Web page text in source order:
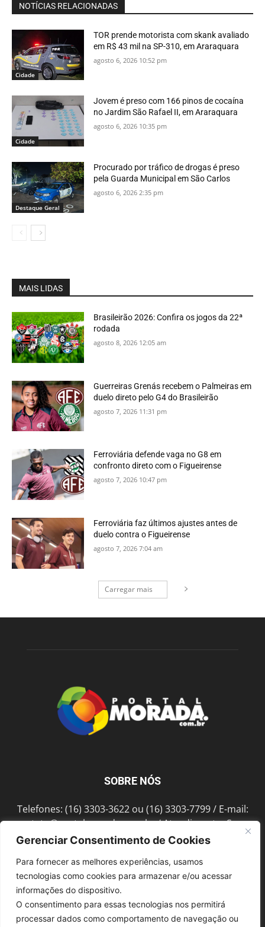
Gerenciar Consentimento de Cookies
Para fornecer as melhores experiências, usamos
tecnologias como cookies para armazenar e/ou acessar
informações do dispositivo.
O consentimento para essas tecnologias nos permitirá
processar dados como comportamento de navegação ou
NOTÍCIAS RELACIONADAS
Cidade
TOR prende motorista com skank avaliado
em R$ 43 mil na SP-310, em Araraquara
agosto 6, 2026 10:52 pm
Cidade
Jovem é preso com 166 pinos de cocaína
no Jardim São Rafael II, em Araraquara
agosto 6, 2026 10:35 pm
Destaque Geral
Procurado por tráfico de drogas é preso
pela Guarda Municipal em São Carlos
agosto 6, 2026 2:35 pm
MAIS LIDAS
Brasileirão 2026: Confira os jogos da 22ª
rodada
agosto 8, 2026 12:05 am
Guerreiras Grenás recebem o Palmeiras em
duelo direto pelo G4 do Brasileirão
agosto 7, 2026 11:31 pm
Ferroviária defende vaga no G8 em
confronto direto com o Figueirense
agosto 7, 2026 10:47 pm
Ferroviária faz últimos ajustes antes de
duelo contra o Figueirense
agosto 7, 2026 7:04 am
Carregar mais
SOBRE NÓS
Telefones: (16) 3303-3622 ou (16) 3303-7799 / E-mail:
contato@portalmorada.com.br/ Atendimento: Seg a
Sex das 8h às 18h / Endereço: Av. Bento de Abreu, 889
SIGA-NOS